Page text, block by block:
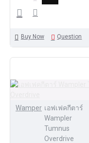
Buy Now Question
Wamper เอฟเฟคกีตาร์
Wampler
Tumnus
Overdrive